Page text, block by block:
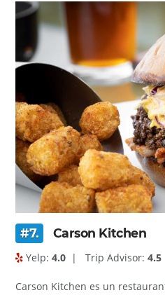
#7. Carson Kitchen
Yelp:4.0 | Trip Advisor:4.5
Carson Kitchen es un